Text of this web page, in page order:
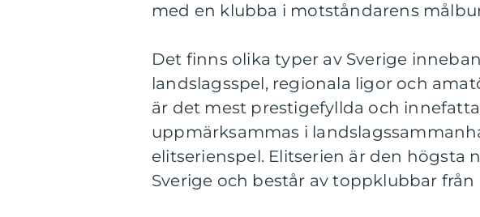
med en klubba i motståndarens
Det finns olika typer av Sverige
landslagsspel, regionala ligor och
är det mest prestigefyllda och
uppmärksammas i
elitserienspel. Elitserien är den högsta
Sverige och består av toppklubbar från